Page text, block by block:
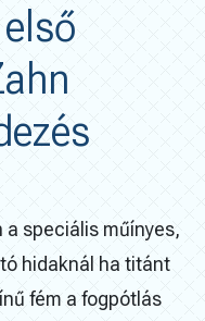
a speciális műínyes,
hidaknál ha titánt
fém a fogpótlás